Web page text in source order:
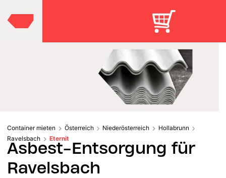
Container mieten Österreich Niederösterreich
Hollabrunn
Ravelsbach
Eternit
Asbest-Entsorgung für
Ravelsbach